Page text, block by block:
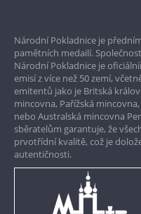
Garance nejvyšší kvality
Pouze originální produkty
Národní Pokladnice je
pamětních medailí.
Národní Pokladnice je
emisí z více než 50 zemí,
emitentů jako je Britská
mincovna, Pařížská
nebo Australská mincovna
sběratelům garantuje, že
prvotřídní kvalitě, což je
autentičnosti.